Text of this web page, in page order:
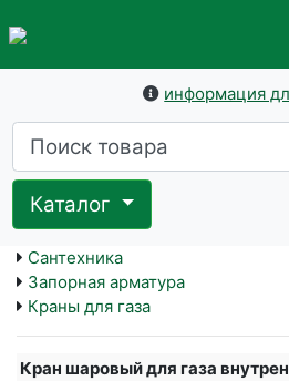
информация
Каталог
Сантехника
Запорная арматура
Краны для газа
Кран шаровый для газа